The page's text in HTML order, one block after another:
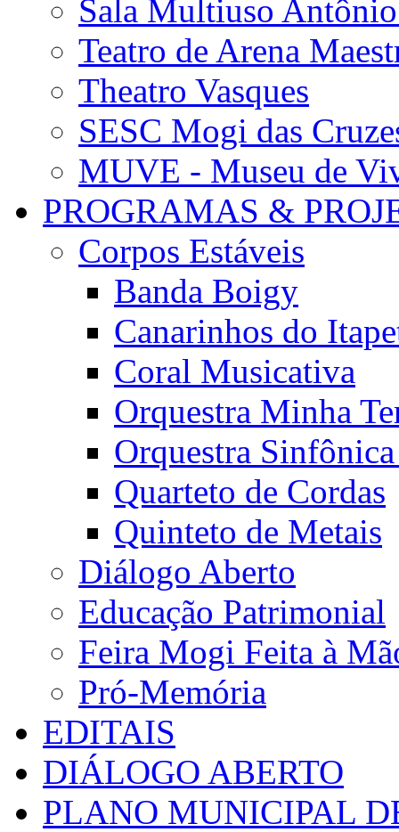
Sala Multiuso
Teatro de Arena
Theatro Vasques
SESC Mogi das
MUVE - Museu de
PROGRAMAS &
Corpos Estáveis
Banda Boigy
Canarinhos do
Coral Musicativa
Orquestra Minha
Orquestra
Quarteto de Cordas
Quinteto de Metais
Diálogo Aberto
Educação Patrimonial
Feira Mogi Feita à
Pró-Memória
EDITAIS
DIÁLOGO ABERTO
PLANO MUNICIPAL